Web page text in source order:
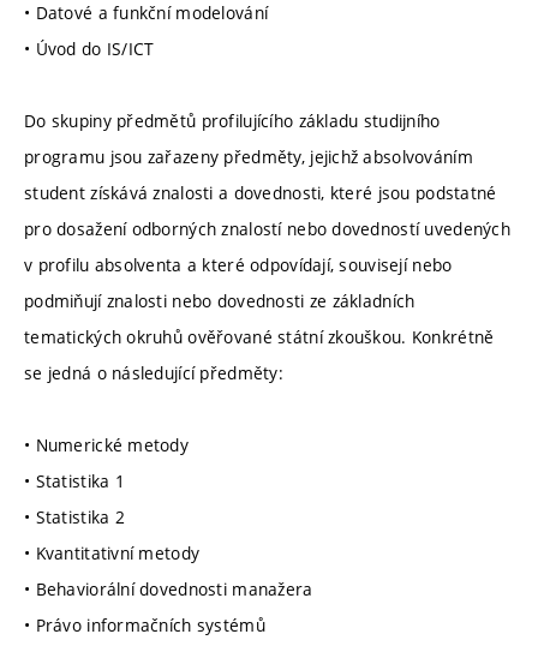
• Datové a funkční modelování
• Úvod do IS/ICT
Do skupiny předmětů profilujícího základu studijního
programu jsou zařazeny předměty, jejichž absolvováním
student získává znalosti a dovednosti, které jsou podstatné
pro dosažení odborných znalostí nebo dovedností uvedených
v profilu absolventa a které odpovídají, souvisejí nebo
podmiňují znalosti nebo dovednosti ze základních
tematických okruhů ověřované státní zkouškou. Konkrétně
se jedná o následující předměty:
• Numerické metody
• Statistika 1
• Statistika 2
• Kvantitativní metody
• Behaviorální dovednosti manažera
• Právo informačních systémů